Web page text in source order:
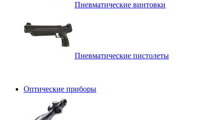
Пневматические винтовки
Пневматические пистолеты
Оптические приборы